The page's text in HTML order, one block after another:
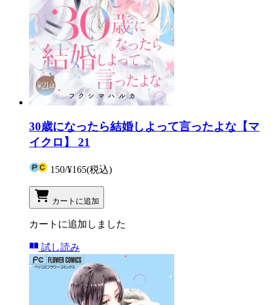
30歳になったら結婚しよって言ったよな【マ
イクロ】 21
150/¥165(税込)
カートに追加
カートに追加しました
試し読み